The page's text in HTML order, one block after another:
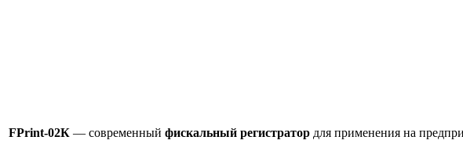
FPrint-02К — современный фискальный регистратор для применения на